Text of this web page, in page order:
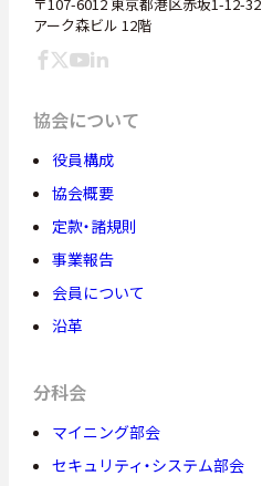
アーク森ビル 12階
協会について
役員構成
協会概要
定款・諸規則
事業報告
会員について
沿革
分科会
マイニング部会
セキュリティ・システム部会